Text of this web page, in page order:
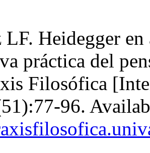
LF. Heidegger
práctica del
Filosófica
96.